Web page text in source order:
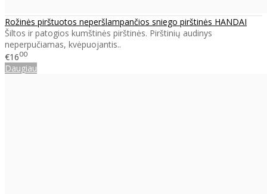
Rožinės pirštuotos neperšlampančios sniego pirštinės HANDAI
Šiltos ir patogios kumštinės pirštinės. Pirštinių audinys
neperpučiamas, kvėpuojantis..
€1600
Daugiau